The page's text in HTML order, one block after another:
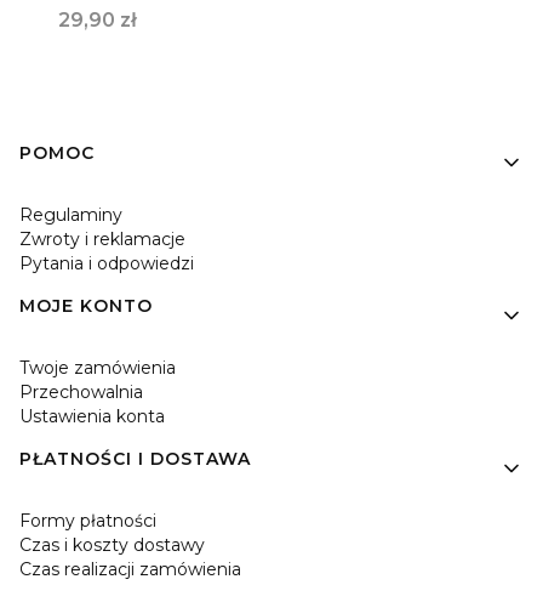
Cena
29,90 zł
Linki w stopce
POMOC
Regulaminy
Zwroty i reklamacje
Pytania i odpowiedzi
MOJE KONTO
Twoje zamówienia
Przechowalnia
Ustawienia konta
PŁATNOŚCI I DOSTAWA
Formy płatności
Czas i koszty dostawy
Czas realizacji zamówienia